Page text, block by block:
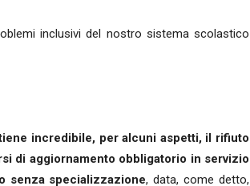
inclusivi del nostro sistema scolastico
incredibile, per alcuni aspetti, il rifiuto
di aggiornamento obbligatorio in servizio
senza specializzazione, data, come detto,